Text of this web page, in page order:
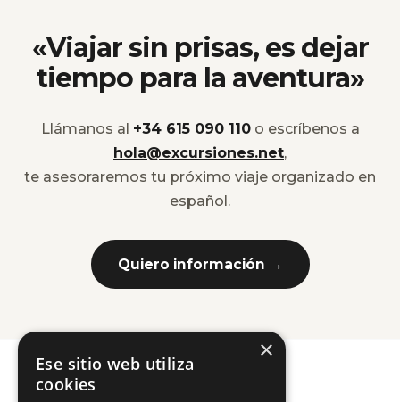
«Viajar sin prisas, es dejar
tiempo para la aventura»
Llámanos al +34 615 090 110o escríbenos a
hola@excursiones.net,
te asesoraremos tu próximo viaje organizado en
español.
Quiero información →
×
Ese sitio web utiliza
cookies